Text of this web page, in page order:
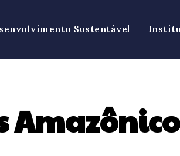
Sustentável